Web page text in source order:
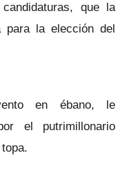
que la
para la elección del
en ébano, le
el putrimillonario